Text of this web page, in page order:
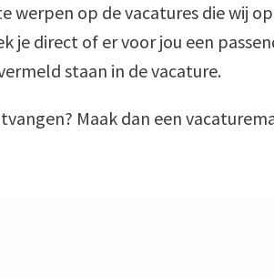
werpen op de vacatures die wij
je direct of er voor jou een
staan in de vacature.